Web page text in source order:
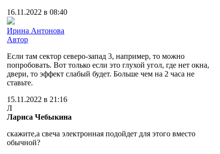
16.11.2022 в 08:40
Ирина Антонова
Автор
Если там сектор северо-запад 3, например, то можно
попробовать. Вот только если это глухой угол, где нет окна,
двери, то эффект слабый будет. Больше чем на 2 часа не
ставьте.
15.11.2022 в 21:16
Л
Лариса Чебыкина
скажите,а свеча электронная подойдет для этого вместо
обычной?